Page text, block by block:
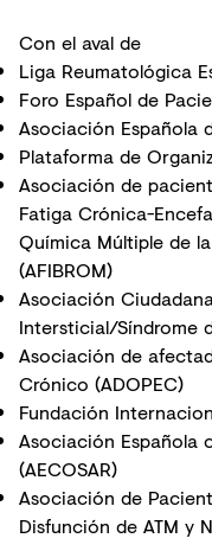
Con el aval de
Liga Reumatológica
Foro Español de
Asociación Española
Plataforma de
Asociación de
Fatiga Crónica-
Química Múltiple de
(AFIBROM)
Asociación
Intersticial/Síndrome
Asociación de
Crónico (ADOPEC)
Fundación
Asociación Española
(AECOSAR)
Asociación de
Disfunción de ATM y